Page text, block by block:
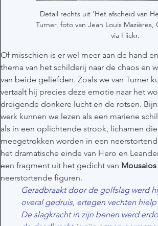
Detail rechts uit 'Het afscheid van
Turner, foto van Jean Louis Mazières,
via Flickr.
Of misschien is er wel meer aan de hand
thema van het schilderij naar de chaos en
van beide geliefden. Zoals we van Turner
vertaalt hij precies deze emotie naar het
dreigende donkere lucht en de rotsen.
werk kunnen we lezen als een mariene
als in een oplichtende strook, lichamen
meegetrokken worden in een
het dramatische einde van Hero en
een fragment uit het gedicht van Mousaios
neerstortende figuren.
Geradbraakt door de golfslag werd
overal gedruis, ertegen vechten hielp
De slagkracht in zijn benen werd